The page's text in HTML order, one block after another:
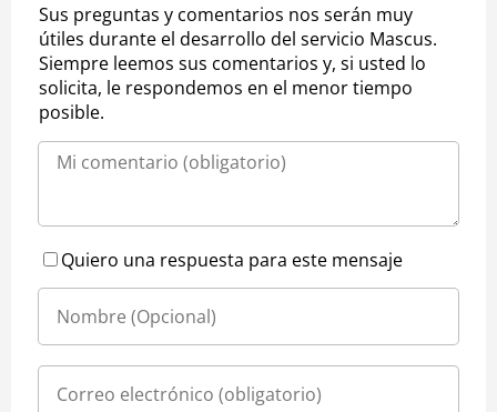
Sus preguntas y comentarios nos serán muy
útiles durante el desarrollo del servicio Mascus.
Siempre leemos sus comentarios y, si usted lo
solicita, le respondemos en el menor tiempo
posible.
Quiero una respuesta para este mensaje